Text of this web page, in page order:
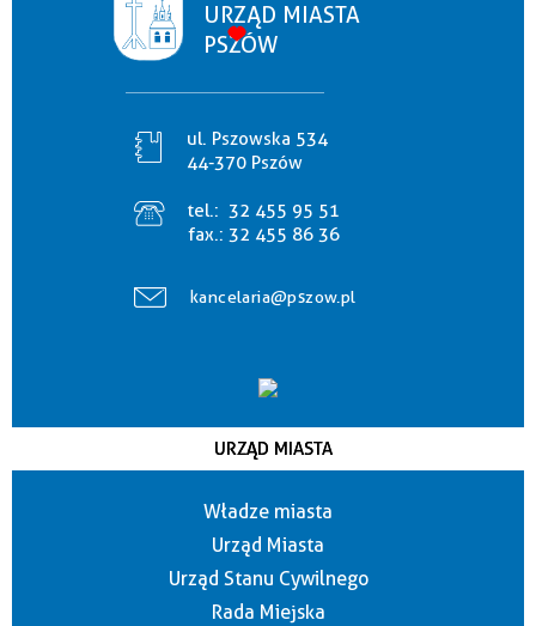
URZĄD MIASTA
PSZÓW
ul. Pszowska 534
44-370 Pszów
tel.: 32 455 95 51
fax.: 32 455 86 36
kancelaria@pszow.pl
URZĄD MIASTA
Władze miasta
Urząd Miasta
Urząd Stanu Cywilnego
Rada Miejska